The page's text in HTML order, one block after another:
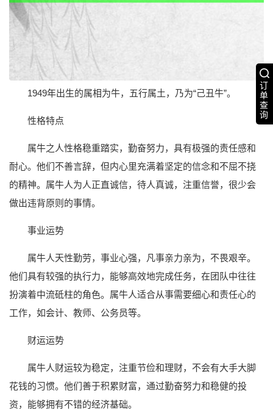
订
单
查
询
1949年出生的属相为牛，五行属土，乃为“己丑牛”。
性格特点
属牛之人性格稳重踏实，勤奋努力，具有极强的责任感和
耐心。他们不善言辞，但内心里充满着坚定的信念和不屈不挠
的精神。属牛人为人正直诚信，待人真诚，注重信誉，很少会
做出违背原则的事情。
事业运势
属牛人天性勤劳，事业心强，凡事亲力亲为，不畏艰辛。
他们具有较强的执行力，能够高效地完成任务，在团队中往往
扮演着中流砥柱的角色。属牛人适合从事需要细心和责任心的
工作，如会计、教师、公务员等。
财运运势
属牛人财运较为稳定，注重节俭和理财，不会有大手大脚
花钱的习惯。他们善于积累财富，通过勤奋努力和稳健的投
资，能够拥有不错的经济基础。